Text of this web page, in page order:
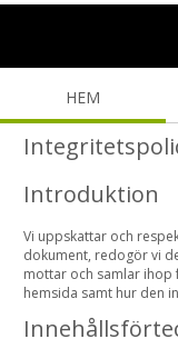
HEM
Introduktion
Vi uppskattar och
dokument, redogör vi
mottar och samlar ihop
hemsida samt hur den